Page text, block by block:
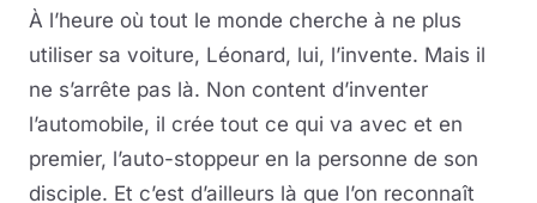
À l’heure où tout le monde cherche à ne plus
utiliser sa voiture, Léonard, lui, l’invente. Mais il
ne s’arrête pas là. Non content d’inventer
l’automobile, il crée tout ce qui va avec et en
premier, l’auto-stoppeur en la personne de son
disciple. Et c’est d’ailleurs là que l’on reconnaît